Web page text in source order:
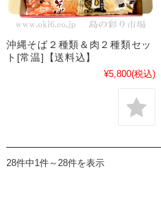
沖縄そば２種類＆肉２種類セッ
ト[常温]【送料込】
¥5,800(税込)
28件中1件～28件を表示